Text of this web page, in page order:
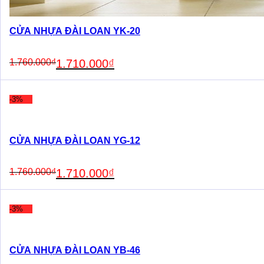
CỬA NHỰA ĐÀI LOAN YK-20
1.760.000₫
price
was:
1.710.000₫
price
is:
-3%
CỬA NHỰA ĐÀI LOAN YG-12
1.760.000₫
price
was:
1.710.000₫
price
is:
-3%
CỬA NHỰA ĐÀI LOAN YB-46